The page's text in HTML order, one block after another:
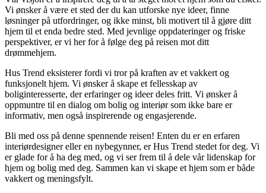
Vi ønsker å være et sted der du kan utforske nye ideer, finne
løsninger på utfordringer, og ikke minst, bli motivert til å gjøre ditt
hjem til et enda bedre sted. Med jevnlige oppdateringer og friske
perspektiver, er vi her for å følge deg på reisen mot ditt
drømmehjem.
Hus Trend eksisterer fordi vi tror på kraften av et vakkert og
funksjonelt hjem. Vi ønsker å skape et fellesskap av
boliginteresserte, der erfaringer og ideer deles fritt. Vi ønsker å
oppmuntre til en dialog om bolig og interiør som ikke bare er
informativ, men også inspirerende og engasjerende.
Bli med oss på denne spennende reisen! Enten du er en erfaren
interiørdesigner eller en nybegynner, er Hus Trend stedet for deg. Vi
er glade for å ha deg med, og vi ser frem til å dele vår lidenskap for
hjem og bolig med deg. Sammen kan vi skape et hjem som er både
vakkert og meningsfylt.